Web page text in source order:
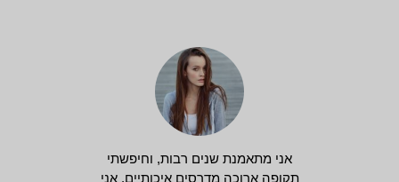
אני מתאמנת שנים רבות, וחיפשתי
תקופה ארוכה מדרסים איכותיים. אני